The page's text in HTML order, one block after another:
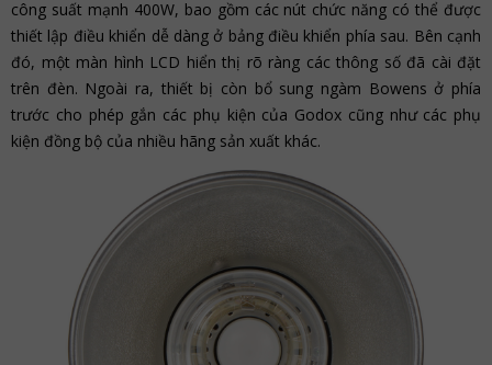
công suất mạnh 400W, bao gồm các nút chức năng có thể được
thiết lập điều khiển dễ dàng ở bảng điều khiển phía sau. Bên cạnh
đó, một màn hình LCD hiển thị rõ ràng các thông số đã cài đặt
trên đèn. Ngoài ra, thiết bị còn bổ sung ngàm Bowens ở phía
trước cho phép gắn các phụ kiện của Godox cũng như các phụ
kiện đồng bộ của nhiều hãng sản xuất khác.